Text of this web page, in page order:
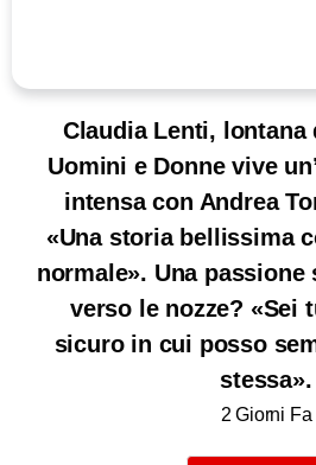
Claudia Lenti, lontana
Uomini e Donne vive
intensa con Andrea
«Una storia bellissima
normale». Una
verso le nozze? «Sei
sicuro in cui posso
stessa».
2 Giorni Fa